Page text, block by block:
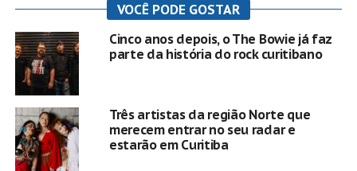
VOCÊ PODE GOSTAR
Cinco anos depois, o The Bowie já faz
parte da história do rock curitibano
Três artistas da região Norte que
merecem entrar no seu radar e
estarão em Curitiba